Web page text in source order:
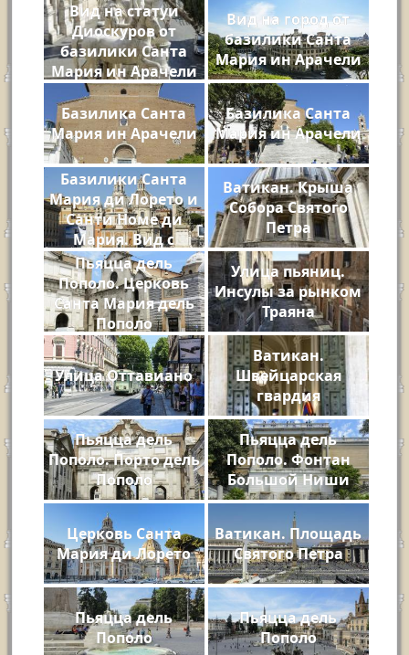
Вид на статуи
Диоскуров от
базилики Санта
Мария ин Арачели
Вид на город от
базилики Санта
Мария ин Арачели
Базилика Санта
Мария ин Арачели
Базилика Санта
Мария ин Арачели
Базилики Санта
Мария ди Лорето и
Санти Номе ди
Мария. Вид с
Площади Венеции
Ватикан. Крыша
Собора Святого
Петра
Пьяцца дель
Пополо. Церковь
Санта Мария дель
Пополо
Улица пьяниц.
Инсулы за рынком
Траяна
Улица Оттавиано
Ватикан.
Швейцарская
гвардия
Пьяцца дель
Пополо. Порто дель
Пополо
Пьяцца дель
Пополо. Фонтан
Большой Ниши
Церковь Санта
Мария ди Лорето
Ватикан. Площадь
Святого Петра
Пьяцца дель
Пополо
Пьяцца дель
Пополо